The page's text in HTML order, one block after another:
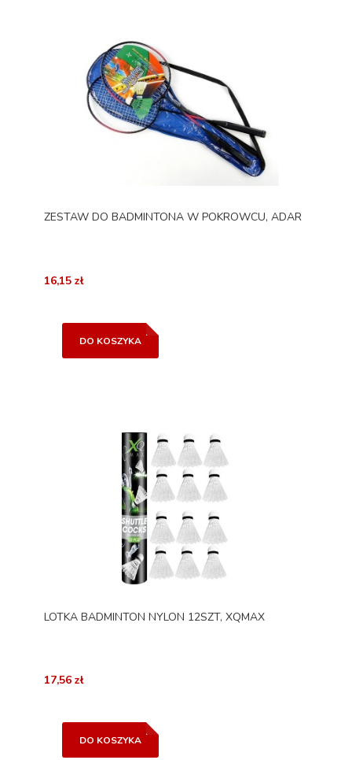
ZESTAW DO BADMINTONA W POKROWCU, ADAR
16,15 zł
DO KOSZYKA
LOTKA BADMINTON NYLON 12SZT, XQMAX
17,56 zł
DO KOSZYKA